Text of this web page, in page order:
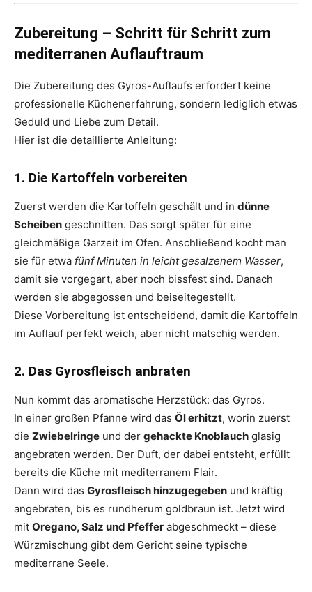
Zubereitung – Schritt für Schritt zum
mediterranen Auflauftraum
Die Zubereitung des Gyros-Auflaufs erfordert keine
professionelle Küchenerfahrung, sondern lediglich etwas
Geduld und Liebe zum Detail.
Hier ist die detaillierte Anleitung:
1. Die Kartoffeln vorbereiten
Zuerst werden die Kartoffeln geschält und in dünne
Scheiben geschnitten. Das sorgt später für eine
gleichmäßige Garzeit im Ofen. Anschließend kocht man
sie für etwa fünf Minuten in leicht gesalzenem Wasser,
damit sie vorgegart, aber noch bissfest sind. Danach
werden sie abgegossen und beiseitegestellt.
Diese Vorbereitung ist entscheidend, damit die Kartoffeln
im Auflauf perfekt weich, aber nicht matschig werden.
2. Das Gyrosfleisch anbraten
Nun kommt das aromatische Herzstück: das Gyros.
In einer großen Pfanne wird das Öl erhitzt, worin zuerst
die Zwiebelringe und der gehackte Knoblauch glasig
angebraten werden. Der Duft, der dabei entsteht, erfüllt
bereits die Küche mit mediterranem Flair.
Dann wird das Gyrosfleisch hinzugegeben und kräftig
angebraten, bis es rundherum goldbraun ist. Jetzt wird
mit Oregano, Salz und Pfeffer abgeschmeckt – diese
Würzmischung gibt dem Gericht seine typische
mediterrane Seele.